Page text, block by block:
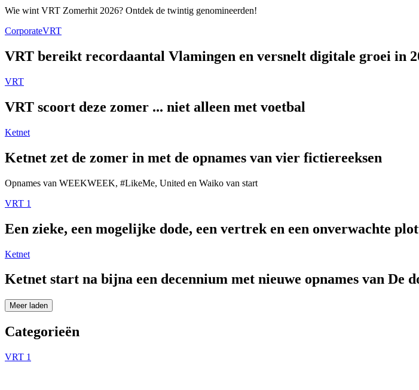
Wie wint VRT Zomerhit 2026? Ontdek de twintig genomineerden!
CorporateVRT
VRT bereikt recordaantal Vlamingen en versnelt digitale groei in
VRT
VRT scoort deze zomer ... niet alleen met voetbal
Ketnet
Ketnet zet de zomer in met de opnames van vier fictiereeksen
Opnames van WEEKWEEK, #LikeMe, United en Waiko van start
VRT 1
Een zieke, een mogelijke dode, een vertrek en een onverwachte
Ketnet
Ketnet start na bijna een decennium met nieuwe opnames van De
Meer laden
Categorieën
VRT 1